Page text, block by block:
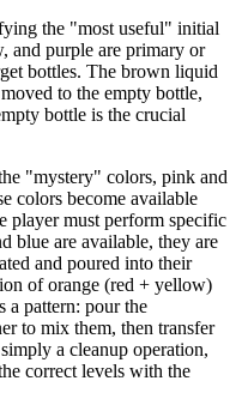
the "most useful" initial
and purple are primary or
bottles. The brown liquid
to the empty bottle,
bottle is the crucial
"mystery" colors, pink and
colors become available
player must perform specific
blue are available, they are
and poured into their
of orange (red + yellow)
a pattern: pour the
to mix them, then transfer
a cleanup operation,
correct levels with the